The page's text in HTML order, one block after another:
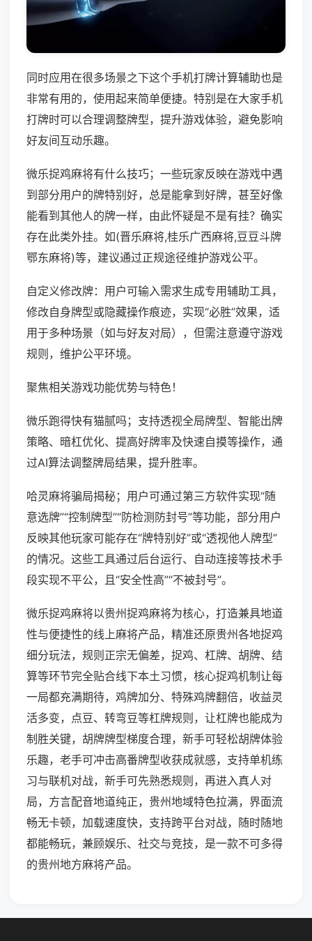
同时应用在很多场景之下这个手机打牌计算辅助也是
非常有用的，使用起来简单便捷。特别是在大家手机
打牌时可以合理调整牌型，提升游戏体验，避免影响
好友间互动乐趣。
微乐捉鸡麻将有什么技巧；一些玩家反映在游戏中遇
到部分用户的牌特别好，总是能拿到好牌，甚至好像
能看到其他人的牌一样，由此怀疑是不是有挂？确实
存在此类外挂。如(晋乐麻将,桂乐广西麻将,豆豆斗牌
鄂东麻将)等，建议通过正规途径维护游戏公平。
自定义修改牌：用户可输入需求生成专用辅助工具，
修改自身牌型或隐藏操作痕迹，实现“必胜”效果，适
用于多种场景（如与好友对局），但需注意遵守游戏
规则，维护公平环境。
聚焦相关游戏功能优势与特色！
微乐跑得快有猫腻吗；支持透视全局牌型、智能出牌
策略、暗杠优化、提高好牌率及快速自摸等操作，通
过AI算法调整牌局结果，提升胜率。
哈灵麻将骗局揭秘；用户可通过第三方软件实现“随
意选牌”“控制牌型”“防检测防封号”等功能，部分用户
反映其他玩家可能存在“牌特别好”或“透视他人牌型”
的情况。这些工具通过后台运行、自动连接等技术手
段实现不平公，且“安全性高”“不被封号”。
微乐捉鸡麻将以贵州捉鸡麻将为核心，打造兼具地道
性与便捷性的线上麻将产品，精准还原贵州各地捉鸡
细分玩法，规则正宗无偏差，捉鸡、杠牌、胡牌、结
算等环节完全贴合线下本土习惯，核心捉鸡机制让每
一局都充满期待，鸡牌加分、特殊鸡牌翻倍，收益灵
活多变，点豆、转弯豆等杠牌规则，让杠牌也能成为
制胜关键，胡牌牌型梯度合理，新手可轻松胡牌体验
乐趣，老手可冲击高番牌型收获成就感，支持单机练
习与联机对战，新手可先熟悉规则，再进入真人对
局，方言配音地道纯正，贵州地域特色拉满，界面流
畅无卡顿，加载速度快，支持跨平台对战，随时随地
都能畅玩，兼顾娱乐、社交与竞技，是一款不可多得
的贵州地方麻将产品。